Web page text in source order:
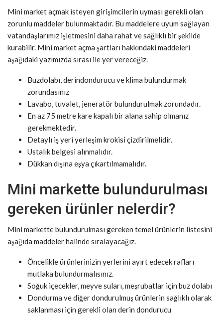
Mini market açmak isteyen girişimcilerin uyması gerekli olan
zorunlu maddeler bulunmaktadır. Bu maddelere uyum sağlayan
vatandaşlarımız işletmesini daha rahat ve sağlıklı bir şekilde
kurabilir. Mini market açma şartları hakkındaki maddeleri
aşağıdaki yazımızda sırası ile yer vereceğiz.
Buzdolabı, derindondurucu ve klima bulundurmak
zorundasınız
Lavabo, tuvalet, jeneratör bulundurulmak zorundadır.
En az 75 metre kare kapalı bir alana sahip olmanız
gerekmektedir.
Detaylı iş yeri yerleşim krokisi çizdirilmelidir.
Ustalık belgesi alınmalıdır.
Dükkan dışına eşya çıkartılmamalıdır.
Mini markette bulundurulması
gereken ürünler nelerdir?
Mini markette bulundurulması gereken temel ürünlerin listesini
aşağıda maddeler halinde sıralayacağız.
Öncelikle ürünlerinizin yerlerini ayırt edecek rafları
mutlaka bulundurmalısınız.
Soğuk içecekler, meyve suları, meşrubatlar için buz dolabı
Dondurma ve diğer dondurulmuş ürünlerin sağlıklı olarak
saklanması için gerekli olan derin dondurucu